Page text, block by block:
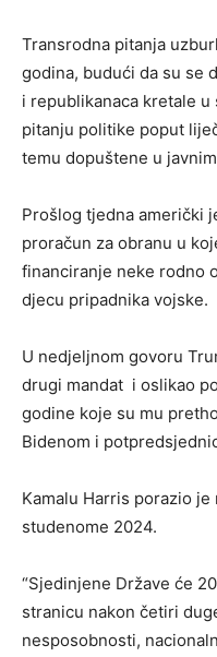
Transrodna pitanja
godina, budući da su se
i republikanaca kretale
pitanju politike poput
temu dopuštene u
Prošlog tjedna američki
proračun za obranu u
financiranje neke rodno
djecu pripadnika vojske.
U nedjeljnom govoru
drugi mandat i oslikao
godine koje su mu
Bidenom i
Kamalu Harris porazio
studenome 2024.
“Sjedinjene Države će
stranicu nakon četiri
nesposobnosti,